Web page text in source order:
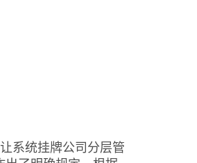
系统挂牌公司分层管